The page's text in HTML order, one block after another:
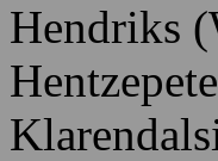
Hendriks
K